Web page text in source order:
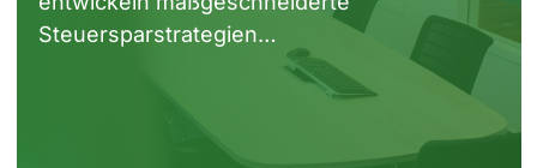
Steuersparstrategien…